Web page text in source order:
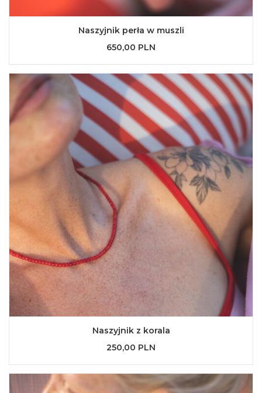
Naszyjnik perła w muszli
650,00 PLN
Naszyjnik z korala
250,00 PLN